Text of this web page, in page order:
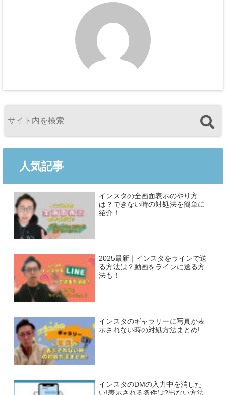
人気記事
インスタの全画面表示のやり方
は？できない時の対処法を簡単に
紹介！
2025最新｜インスタをラインで送
る方法は？動画をラインに送る方
法も！
インスタのギャラリーに写真が表
示されない時の対処方法まとめ!
インスタのDMの入力中を消した
い!表示される条件は?出ない方法